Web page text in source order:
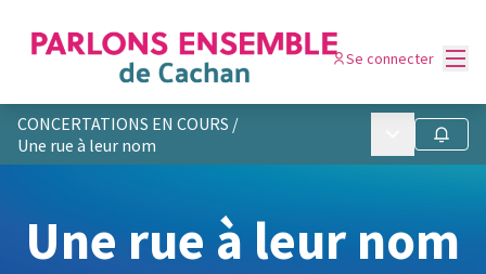
Se connecter
CONCERTATIONS EN COURS /
Une rue à leur nom
Menu Suivre
Une rue à leur nom